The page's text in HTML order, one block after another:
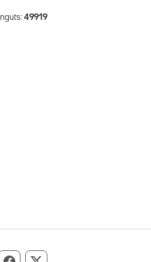
49919